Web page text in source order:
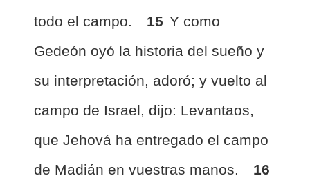
todo el campo.
15 Y como
Gedeón oyó la historia del sueño y
su interpretación, adoró; y vuelto al
campo de Israel, dijo: Levantaos,
que Jehová ha entregado el campo
de Madián en vuestras manos.
16